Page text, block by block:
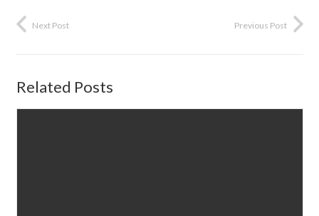
Previous Post
Next Post
Related Posts